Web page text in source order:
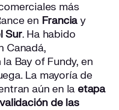
más
en Franciay
Sur. Ha habido
Canadá,
Bay of Fundy, en
La mayoría de
aún en la etapa
de las